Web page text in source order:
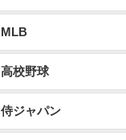
MLB
高校野球
侍ジャパン